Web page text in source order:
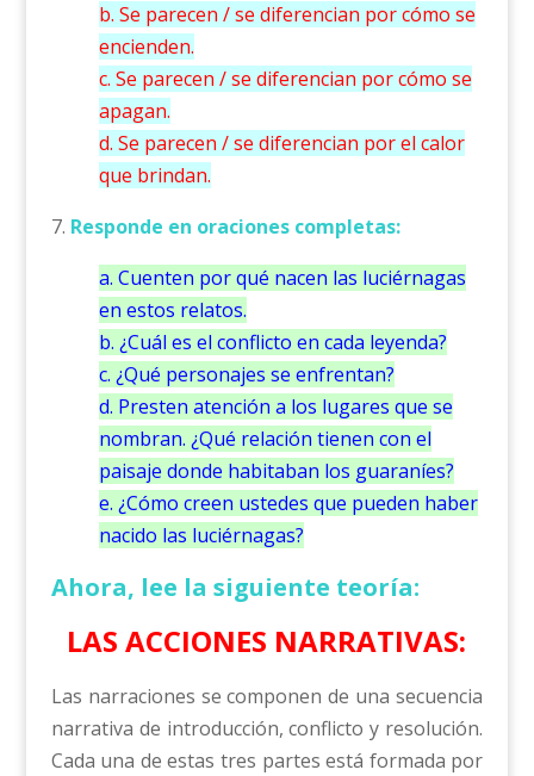
b. Se parecen / se diferencian por cómo se
encienden.
c. Se parecen / se diferencian por cómo se
apagan.
d. Se parecen / se diferencian por el calor
que brindan.
7. Responde en oraciones completas:
a. Cuenten por qué nacen las luciérnagas
en estos relatos.
b. ¿Cuál es el conflicto en cada leyenda?
c. ¿Qué personajes se enfrentan?
d. Presten atención a los lugares que se
nombran. ¿Qué relación tienen con el
paisaje donde habitaban los guaraníes?
e. ¿Cómo creen ustedes que pueden haber
nacido las luciérnagas?
Ahora, lee la siguiente teoría:
LAS ACCIONES NARRATIVAS:
Las narraciones se componen de una secuencia
narrativa de introducción, conflicto y resolución.
Cada una de estas tres partes está formada por